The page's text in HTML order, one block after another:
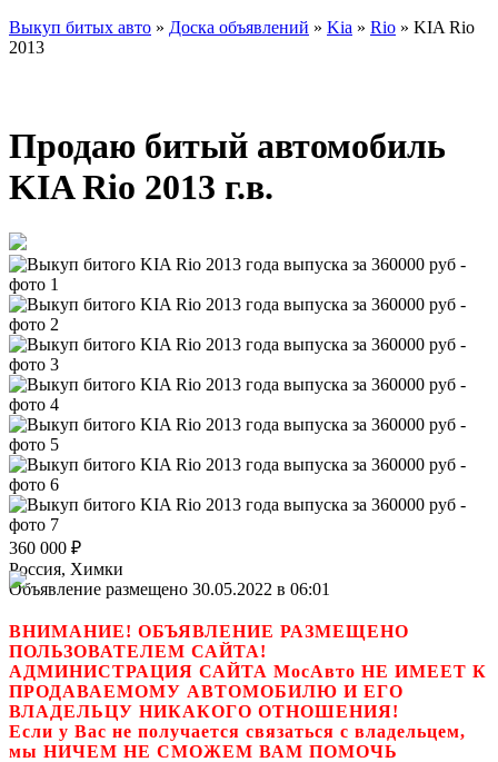
Выкуп битых авто » Доска объявлений » Kia » Rio » KIA Rio
2013
Продаю битый автомобиль
KIA Rio 2013 г.в.
360 000 ₽
Россия, Химки
Объявление размещено 30.05.2022 в 06:01
ВНИМАНИЕ! ОБЪЯВЛЕНИЕ РАЗМЕЩЕНО
ПОЛЬЗОВАТЕЛЕМ САЙТА!
АДМИНИСТРАЦИЯ САЙТА МосАвто НЕ ИМЕЕТ К
ПРОДАВАЕМОМУ АВТОМОБИЛЮ И ЕГО
ВЛАДЕЛЬЦУ НИКАКОГО ОТНОШЕНИЯ!
Если у Вас не получается связаться с владельцем,
мы НИЧЕМ НЕ СМОЖЕМ ВАМ ПОМОЧЬ